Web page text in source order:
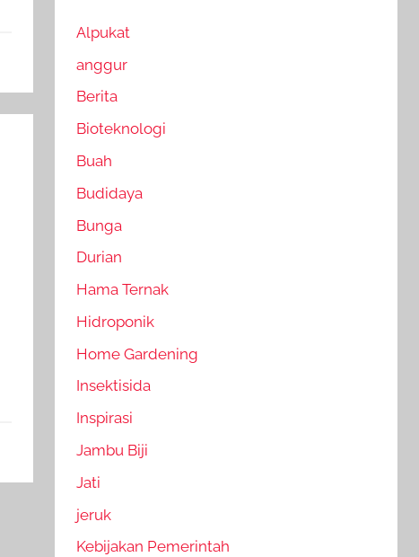
Alpukat
anggur
Berita
Bioteknologi
Buah
Budidaya
Bunga
Durian
Hama Ternak
Hidroponik
Home Gardening
Insektisida
Inspirasi
Jambu Biji
Jati
jeruk
Kebijakan Pemerintah